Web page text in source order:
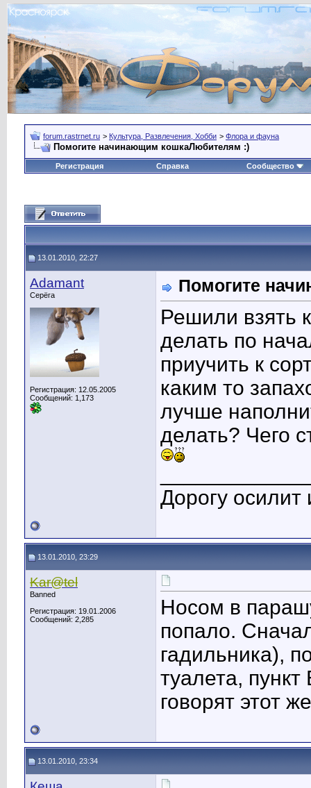
forum.rastrnet.ru > Культура, Развлечения, Хобби > Флора и фауна
Помогите начинающим кошкаЛюбителям :)
Регистрация Справка Сообщество
13.01.2010, 22:27
Adamant
Серёга
Регистрация: 12.05.2005
Сообщений: 1,173
Помогите
Решили взять
делать по
приучить к
каким то
лучше
делать? Чего
Дорогу
13.01.2010, 23:29
Kar@tel
Banned
Регистрация: 19.01.2006
Сообщений: 2,285
Носом в
попало.
гадильника),
туалета,
говорят этот
13.01.2010, 23:34